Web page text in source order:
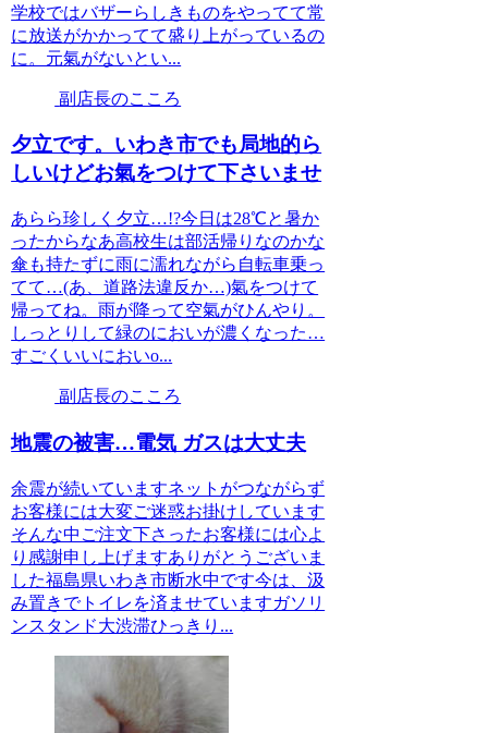
学校ではバザーらしきものをやってて常
に放送がかかってて盛り上がっているの
に。元氣がないとい...
副店長のこころ
夕立です。いわき市でも局地的ら
しいけどお氣をつけて下さいませ
あらら珍しく夕立…!?今日は28℃と暑か
ったからなあ高校生は部活帰りなのかな
傘も持たずに雨に濡れながら自転車乗っ
てて…(あ、道路法違反か…)氣をつけて
帰ってね。雨が降って空氣がひんやり。
しっとりして緑のにおいが濃くなった…
すごくいいにおいo...
副店長のこころ
地震の被害…電気 ガスは大丈夫
余震が続いていますネットがつながらず
お客様には大変ご迷惑お掛けしています
そんな中ご注文下さったお客様には心よ
り感謝申し上げますありがとうございま
した福島県いわき市断水中です今は、汲
み置きでトイレを済ませていますガソリ
ンスタンド大渋滞ひっきり...